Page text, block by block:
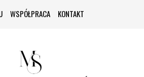
WSPÓŁPRACA KONTAKT